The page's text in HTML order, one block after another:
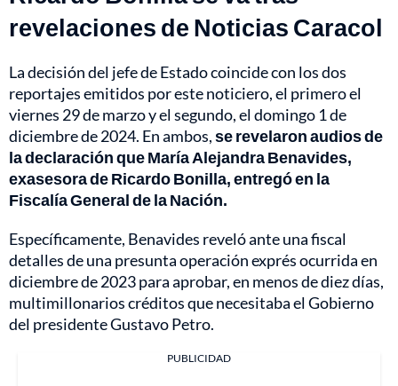
revelaciones de Noticias Caracol
La decisión del jefe de Estado coincide con los dos
reportajes emitidos por este noticiero, el primero el
viernes 29 de marzo y el segundo, el domingo 1 de
diciembre de 2024. En ambos,se revelaron audios de
la declaración que María Alejandra Benavides,
exasesora de Ricardo Bonilla, entregó en la
Fiscalía General de la Nación.
Específicamente, Benavides reveló ante una fiscal
detalles de una presunta operación exprés ocurrida en
diciembre de 2023 para aprobar, en menos de diez días,
multimillonarios créditos que necesitaba el Gobierno
del presidente Gustavo Petro.
PUBLICIDAD